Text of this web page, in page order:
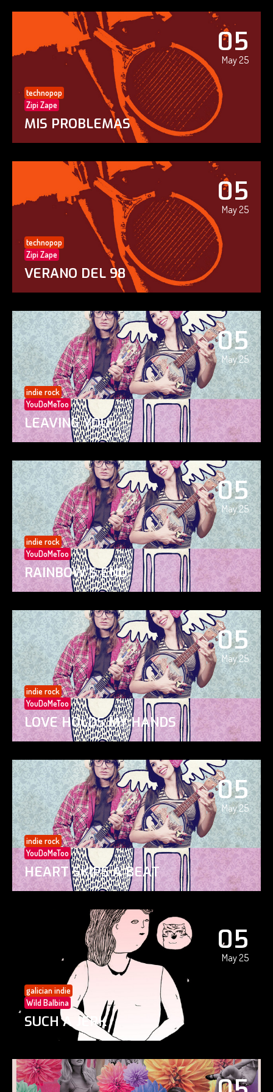
05
May 25
technopop
Zipi Zape
MIS PROBLEMAS
05
May 25
technopop
Zipi Zape
VERANO DEL 98
05
May 25
indie rock
YouDoMeToo
LEAVING YOU
05
May 25
indie rock
YouDoMeToo
RAINBOW’S END
05
May 25
indie rock
YouDoMeToo
LOVE HOLDS MY HANDS
05
May 25
indie rock
YouDoMeToo
HEART SKIPS A BEAT
05
May 25
galician indie
Wild Balbina
SUCH A JERK